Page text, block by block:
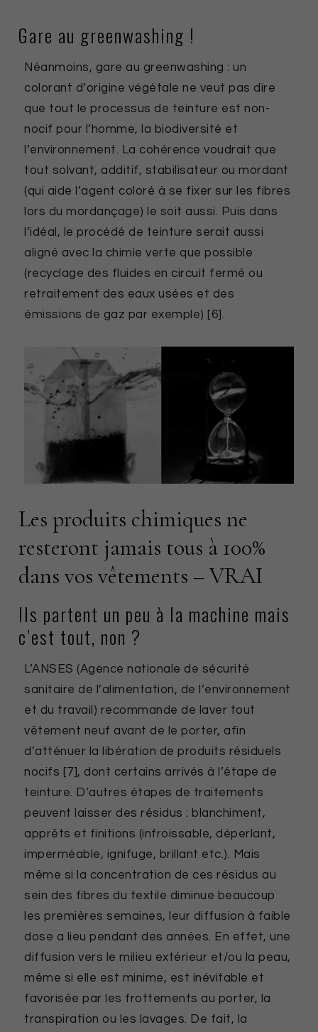
Gare au greenwashing !
Néanmoins, gare au greenwashing : un
colorant d’origine végétale ne veut pas dire
que tout le processus de teinture est non-
nocif pour l’homme, la biodiversité et
l’environnement. La cohérence voudrait que
tout solvant, additif, stabilisateur ou mordant
(qui aide l’agent coloré à se fixer sur les fibres
lors du mordançage) le soit aussi. Puis dans
l’idéal, le procédé de teinture serait aussi
aligné avec la chimie verte que possible
(recyclage des fluides en circuit fermé ou
retraitement des eaux usées et des
émissions de gaz par exemple) [6].
Les produits chimiques ne
resteront jamais tous à 100%
dans vos vêtements – VRAI
Ils partent un peu à la machine mais
c’est tout, non ?
L’ANSES (Agence nationale de sécurité
sanitaire de l’alimentation, de l’environnement
et du travail) recommande de laver tout
vêtement neuf avant de le porter, afin
d’atténuer la libération de produits résiduels
nocifs [7], dont certains arrivés à l’étape de
teinture. D’autres étapes de traitements
peuvent laisser des résidus : blanchiment,
apprêts et finitions (infroissable, déperlant,
imperméable, ignifuge, brillant etc.). Mais
même si la concentration de ces résidus au
sein des fibres du textile diminue beaucoup
les premières semaines, leur diffusion à faible
dose a lieu pendant des années. En effet, une
diffusion vers le milieu extérieur et/ou la peau,
même si elle est minime, est inévitable et
favorisée par les frottements au porter, la
transpiration ou les lavages. De fait, la